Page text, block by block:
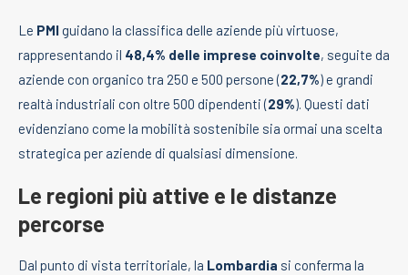
Le PMIguidano la classifica delle aziende più virtuose,
rappresentando il 48,4% delle imprese coinvolte, seguite da
aziende con organico tra 250 e 500 persone (22,7%) e grandi
realtà industriali con oltre 500 dipendenti (29%). Questi dati
evidenziano come la mobilità sostenibile sia ormai una scelta
strategica per aziende di qualsiasi dimensione.
Le regioni più attive e le distanze
percorse
Dal punto di vista territoriale, la Lombardia si conferma la